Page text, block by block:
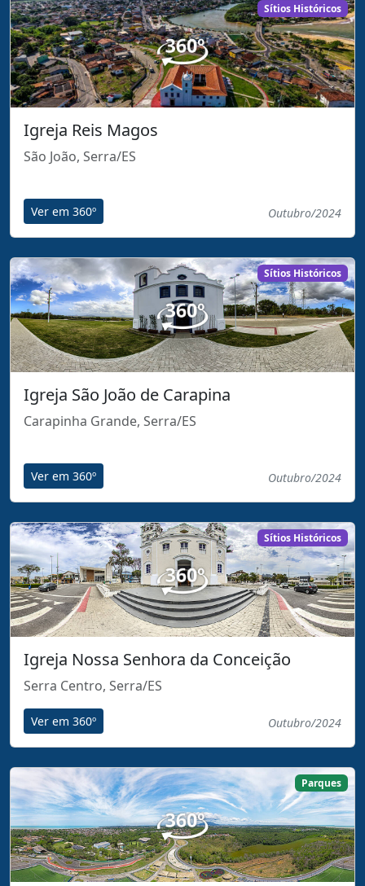
Sítios Históricos
Igreja Reis Magos
São João, Serra/ES
Ver em 360º Outubro/2024
Sítios Históricos
Igreja São João de Carapina
Carapinha Grande, Serra/ES
Ver em 360º Outubro/2024
Sítios Históricos
Igreja Nossa Senhora da Conceição
Serra Centro, Serra/ES
Ver em 360º Outubro/2024
Parques